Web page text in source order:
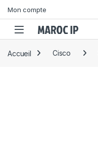
Mon compte
Accueil Cisco